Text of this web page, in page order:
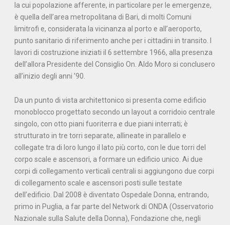
la cui popolazione afferente, in particolare per le emergenze,
è quella dell’area metropolitana di Bari, di molti Comuni
limitrofi e, considerata la vicinanza al porto e all’aeroporto,
punto sanitario di riferimento anche per i cittadini in transito. I
lavori di costruzione iniziati il 6 settembre 1966, alla presenza
dell’allora Presidente del Consiglio On. Aldo Moro si conclusero
all’inizio degli anni ’90.
Da un punto di vista architettonico si presenta come edificio
monoblocco progettato secondo un layout a corridoio centrale
singolo, con otto piani fuoriterra e due piani interrati; è
strutturato in tre torri separate, allineate in parallelo e
collegate tra di loro lungo il lato più corto, con le due torri del
corpo scale e ascensori, a formare un edificio unico. Ai due
corpi di collegamento verticali centrali si aggiungono due corpi
di collegamento scale e ascensori posti sulle testate
dell’edificio. Dal 2008 è diventato Ospedale Donna, entrando,
primo in Puglia, a far parte del Network di ONDA (Osservatorio
Nazionale sulla Salute della Donna), Fondazione che, negli